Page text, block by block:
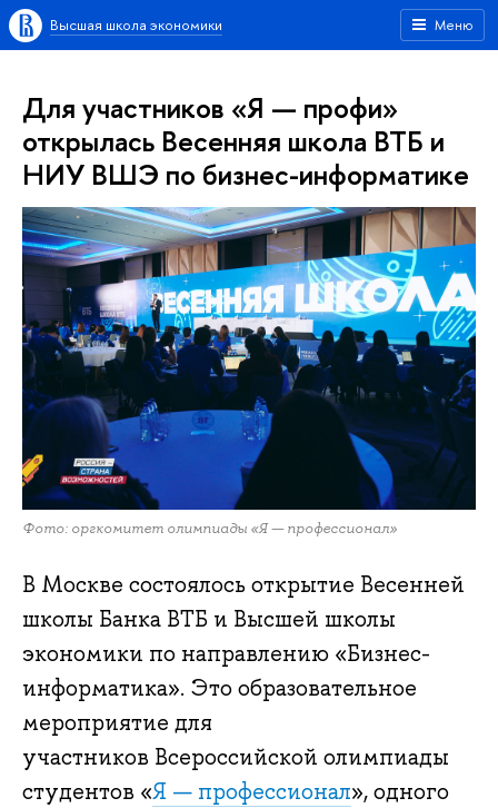
Меню
Высшая школа экономики
Для участников «Я — профи»
открылась Весенняя школа ВТБ и
НИУ ВШЭ по бизнес-информатике
Фото: оргкомитет олимпиады «Я — профессионал»
В Москве состоялось открытие Весенней
школы Банка ВТБ и Высшей школы
экономики по направлению «Бизнес-
информатика». Это образовательное
мероприятие для
участников Всероссийской олимпиады
студентов «Я — профессионал», одного